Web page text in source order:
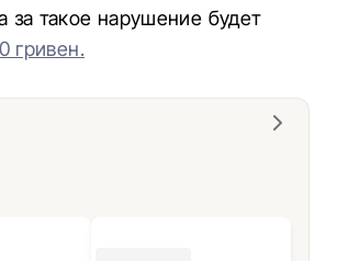
за такое нарушение будет
гривен.